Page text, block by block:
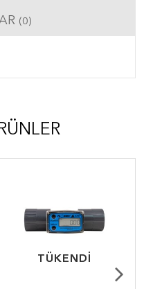
(0)
TÜKENDI
TÜKENDI